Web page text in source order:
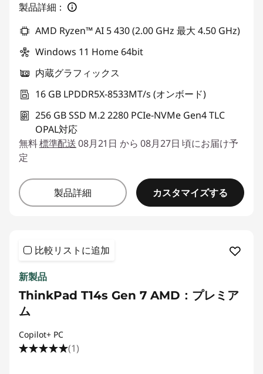
製品詳細：
AMD Ryzen™ AI 5 430 (2.00 GHz 最大 4.50 GHz)
Windows 11 Home 64bit
内蔵グラフィックス
16 GB LPDDR5X-8533MT/s (オンボード)
256 GB SSD M.2 2280 PCIe-NVMe Gen4 TLC
OPAL対応
無料標準配送08月21日 から 08月27日 頃にお届け予
定
製品詳細 カスタマイズする
比較リストに追加
新製品
ThinkPad T14s Gen 7 AMD：プレミア
ム
Copilot+ PC
(1)